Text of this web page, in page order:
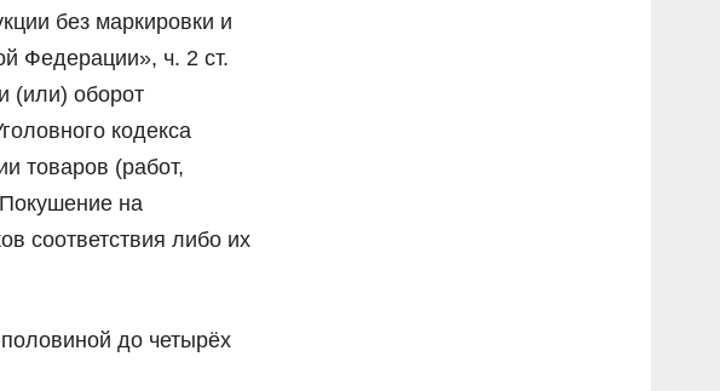
без маркировки и
Федерации», ч. 2 ст.
(или) оборот
кодекса
товаров (работ,
на
соответствия либо их
до четырёх